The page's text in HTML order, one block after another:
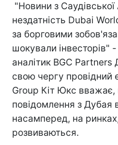
"Новини з Саудівської
нездатність Dubai
за борговими
шокували інвесторів"
аналітик BGC Partners
свою чергу провідний
Group Кіт Юкс
повідомлення з Дубая
насамперед, на
розвиваються.